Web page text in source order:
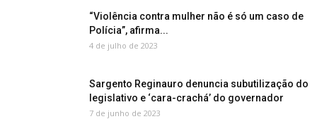
“Violência contra mulher não é só um caso de
Polícia”, afirma...
4 de julho de 2023
Sargento Reginauro denuncia subutilização do
legislativo e ‘cara-crachá’ do governador
7 de junho de 2023